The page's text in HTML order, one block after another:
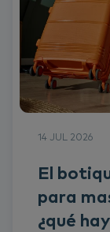
14 JUL 2026
El
para
¿qué